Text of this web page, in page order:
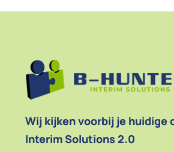
Wij kijken voorbij je huidige
Interim Solutions 2.0